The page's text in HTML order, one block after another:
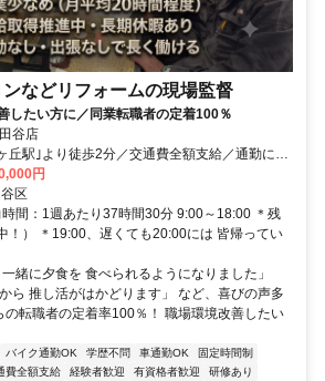
などリフォームの現場監督
したい方に／同業転職者の定着100％
谷店
丘駅｣より徒歩2分／交通費全額支給／通勤に使
与／直行直帰OK
円
区
間：1週あたり37時間30分 9:00～18:00 ＊残
！） ＊19:00、遅くても20:00には 皆帰ってい
緒に夕食を 食べられるようになりました」
ら 推し活がはかどります」 など、喜びの声多
の転職者の定着率100％！ 職場環境改善したい
バイク通勤OK 学歴不問 車通勤OK
固定時間制
費全額支給 経験者歓迎 有資格者歓迎
研修あり